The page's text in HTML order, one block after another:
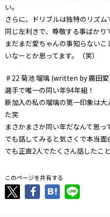
い。
さらに、ドリブルは独特のリズ
同じ左利きで、尊敬する事ばかり
まだまだ愛ちゃんの事知らない
いなーとか思ってます。（笑）
♯22 菊池 瑠璃 (written by 廣田
選手で唯一の同い年94年組！
新加入の私の瑠璃の第一印象は
た笑
まさかまさか同い年だなんて思っ
でも話してみると気さくで本当面
でも正直2人でたくさん話したこ
このページを共有する